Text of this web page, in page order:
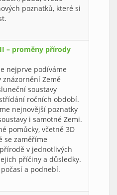
poznatků, které si
– proměny přírody
nejprve podíváme
Země
soustavy
ročních období.
nejnovější poznatky
i samotné Zemi.
pomůcky, včetně 3D
se zaměříme
v jednotlivých
příčiny a důsledky.
a podnebí.